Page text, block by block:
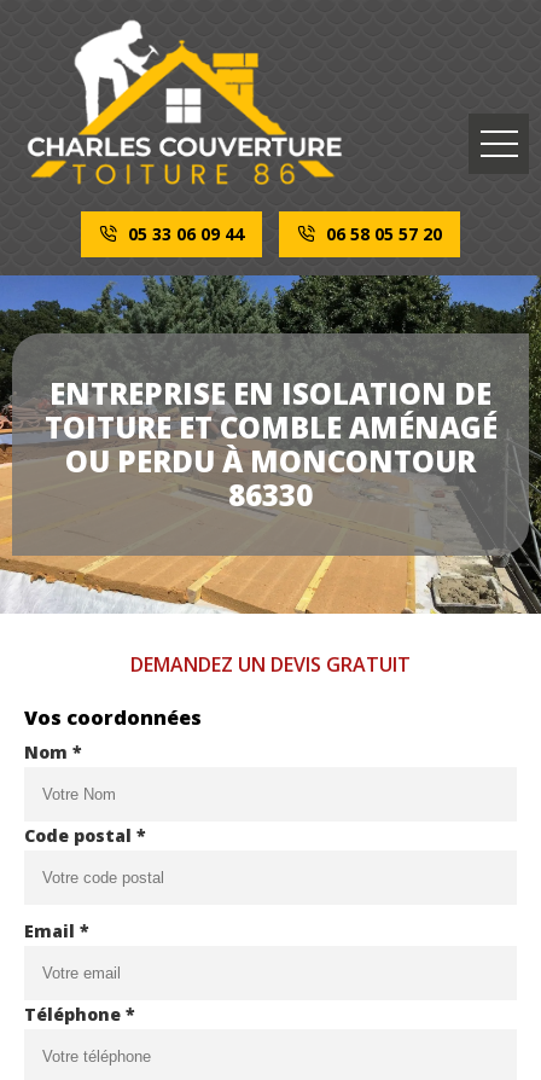
05 33 06 09 44 06 58 05 57 20
ENTREPRISE EN ISOLATION DE
TOITURE ET COMBLE AMÉNAGÉ
OU PERDU À MONCONTOUR
86330
DEMANDEZ UN DEVIS GRATUIT
Vos coordonnées
Nom *
Code postal *
Email *
Téléphone *